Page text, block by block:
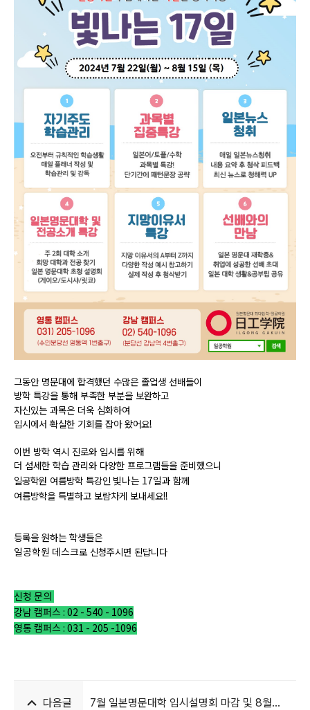
그동안 명문대에 합격했던 수많은 졸업생 선배들이
방학 특강을 통해 부족한 부분을 보완하고
자신있는 과목은 더욱 심화하여
입시에서 확실한 기회를 잡아 왔어요!
이번 방학 역시 진로와 입시를 위해
더 섬세한 학습 관리와 다양한 프로그램들을 준비했으니
일공학원 여름방학 특강인 빛나는 17일과 함께
여름방학을 특별하고 보람차게 보내세요!!
등록을 원하는 학생들은
일공학원 데스크로 신청주시면 된답니다
신청 문의
강남 캠퍼스 : 02 - 540 - 1096
영통 캠퍼스 : 031 - 205 -1096
다음글
7월 일본명문대학 입시설명회 마감 및 8월